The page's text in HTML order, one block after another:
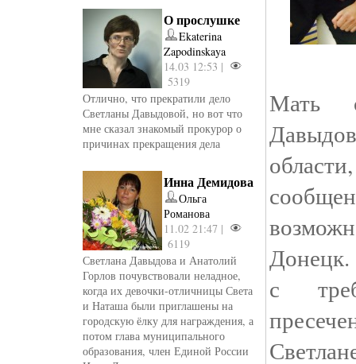
О прослушке
Ekaterina
Zapodinskaya
14.03 12:53 |
5319
Отлично, что прекратили дело
Светланы Давыдовой, но вот что
мне сказал знакомый прокурор о
причинах прекращения дела
Инна Демидова
Ольга
Романова
11.02 21:47 |
6119
Светлана Давыдова и Анатолий
Горлов почувствовали неладное,
когда их девочки-отличницы Света
и Наташа были приглашены на
городскую ёлку для награждения, а
потом глава муниципального
образования, член Единой России
Мать
Донецк.
с